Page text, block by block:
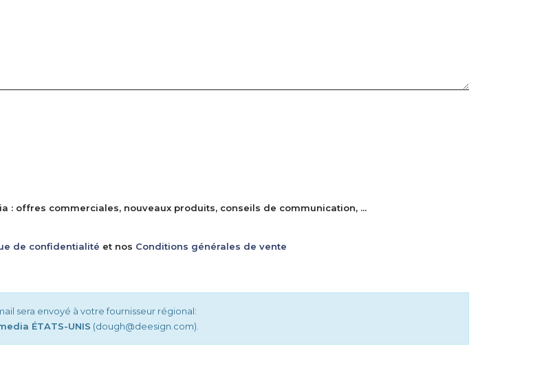
offres commerciales, nouveaux produits, conseils de communication, ...
de confidentialité et nos Conditions générales de vente
sera envoyé à votre fournisseur régional:
ÉTATS-UNIS (dough@deesign.com).